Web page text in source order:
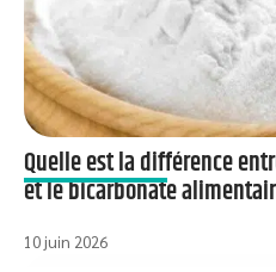
Quelle est la différence
et le bicarbonate
10 juin 2026